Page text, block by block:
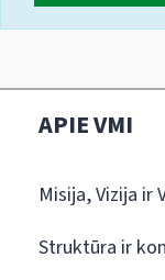
APIE VMI
Misija, Vizija ir
Struktūra ir